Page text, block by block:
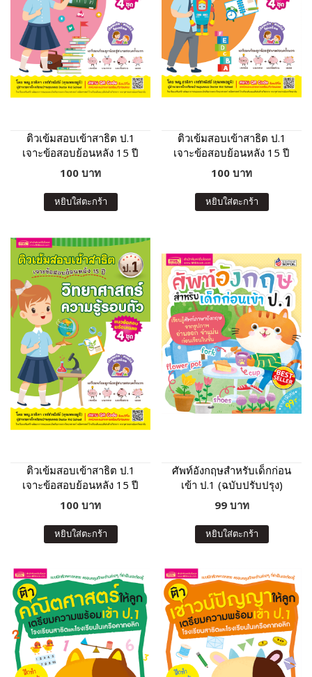
ติวเข้มสอบเข้าสาธิต ป.1
เจาะข้อสอบย้อนหลัง 15 ปี
ภาษาไทย-การวิเคราะห์ การ
100 บาท
หยิบใส่ตะกร้า
ติวเข้มสอบเข้าสาธิต ป.1
เจาะข้อสอบย้อนหลัง 15 ปี
เชาวน์ปัญญา มิติสัมพันธ์
100 บาท
หยิบใส่ตะกร้า
ติวเข้มสอบเข้าสาธิต ป.1
เจาะข้อสอบย้อนหลัง 15 ปี
วิทยาศาสตร์ ความรู้รอบตัว
100 บาท
หยิบใส่ตะกร้า
ศัพท์อังกฤษสำหรับเด็กก่อน
เข้า ป.1 (ฉบับปรับปรุง)
99 บาท
หยิบใส่ตะกร้า